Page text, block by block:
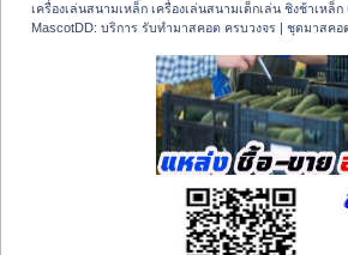
เครื่องเล่นสนามเหล็ก เครื่องเล่นสนามเด็กเล่น ชิงช้าเห
MascotDD: บริการ รับทำมาสคอต ครบวงจร | ชุดมาสคอ